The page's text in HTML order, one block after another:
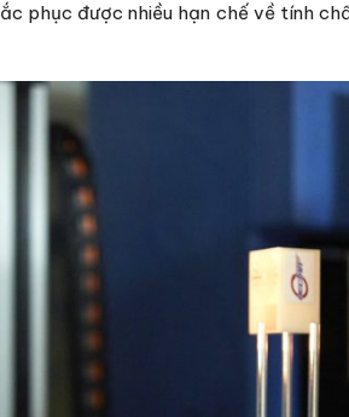
phục được nhiều hạn chế về tính